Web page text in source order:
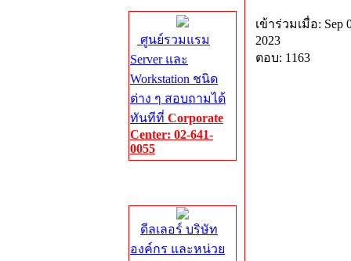
ศูนย์รวมแรม
Server และ
Workstation ชนิด
ต่าง ๆ สอบถามได้
ทันทีที่ Corporate
Center: 02-641-
0055
ดีลเลอร์ บริษัท
องค์กร และหน่วย
เข้าร่วมเมื่อ: Sep
2023
ตอบ: 1163